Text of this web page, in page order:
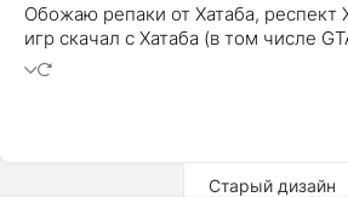
Обожаю репаки от Хатаба, респект
игр скачал с Хатаба (в том числе
Старый дизайн